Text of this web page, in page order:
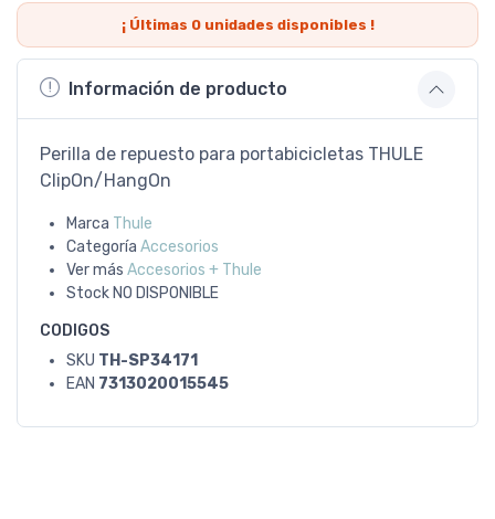
¡ Últimas 0unidades disponibles !
Información de producto
Perilla de repuesto para portabicicletas THULE
ClipOn/HangOn
Marca Thule
Categoría Accesorios
Ver más Accesorios + Thule
Stock NO DISPONIBLE
CODIGOS
SKU TH-SP34171
EAN 7313020015545